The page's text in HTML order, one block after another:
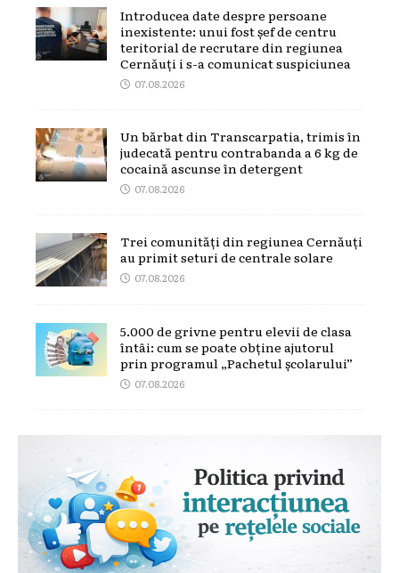
Introducea date despre persoane
inexistente: unui fost șef de centru
teritorial de recrutare din regiunea
Cernăuți i s-a comunicat suspiciunea
07.08.2026
Un bărbat din Transcarpatia, trimis în
judecată pentru contrabanda a 6 kg de
cocaină ascunse în detergent
07.08.2026
Trei comunități din regiunea Cernăuți
au primit seturi de centrale solare
07.08.2026
5.000 de grivne pentru elevii de clasa
întâi: cum se poate obține ajutorul
prin programul „Pachetul școlarului”
07.08.2026